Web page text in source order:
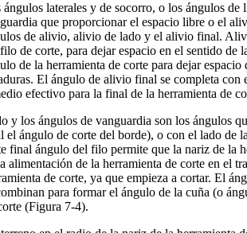
ángulos laterales y de socorro, o los ángulos
que proporcionar el espacio libre o el
de alivio, alivio de lado y el alivio final.
de corte, para dejar espacio en el sentido de
de la herramienta de corte para dejar
El ángulo de alivio final se completa con
efectivo para la final de la herramienta de
y los ángulos de vanguardia son los ángulos
el ángulo de corte del borde), o con el lado de
final ángulo del filo permite que la nariz de la
alimentación de la herramienta de corte en el
de corte, ya que empieza a cortar. El
para formar el ángulo de la cuña (o
(Figura 7-4).